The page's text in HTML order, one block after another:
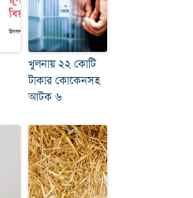
খুলনায় ২২ কোটি
টাকার কোকেনসহ
আটক ৬